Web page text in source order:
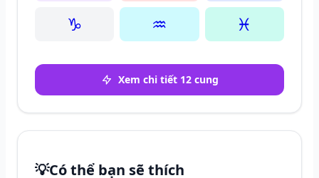
♑
♒ ♓
Xem chi tiết 12 cung
💡Có thể bạn sẽ thích